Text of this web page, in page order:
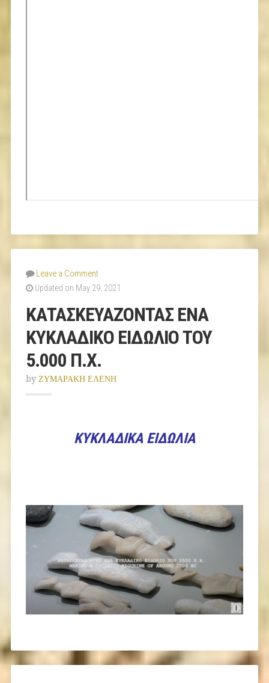
Leave a Comment
Updated on May 29, 2021
ΚΑΤΑΣΚΕΥΑΖΟΝΤΑΣ ΕΝΑ
ΚΥΚΛΑΔΙΚΟ ΕΙΔΩΛΙΟ ΤΟΥ
5.000 Π.Χ.
by ΖΥΜΑΡΑΚΗ ΕΛΕΝΗ
ΚΥΚΛΑΔΙΚΑ ΕΙΔΩΛΙΑ